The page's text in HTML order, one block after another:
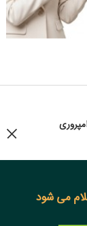
می شود